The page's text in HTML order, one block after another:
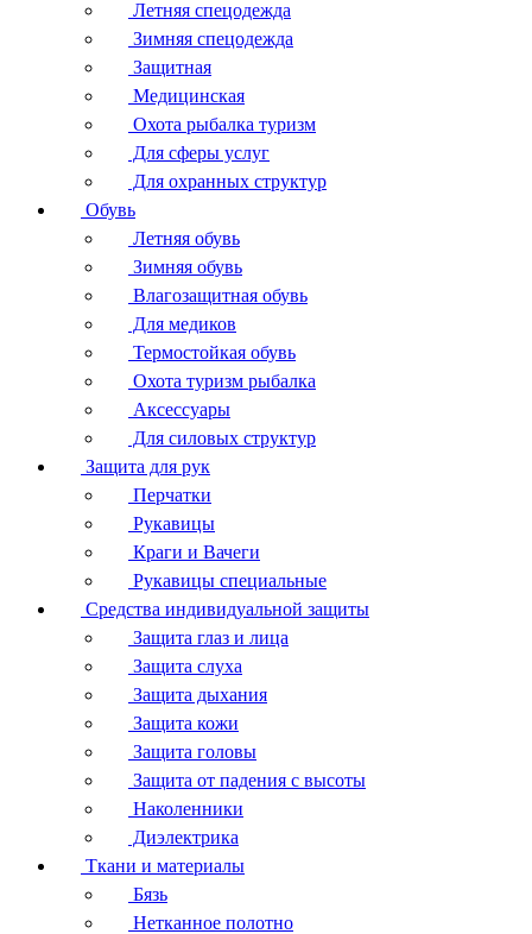
Летняя спецодежда
Зимняя спецодежда
Защитная
Медицинская
Охота рыбалка туризм
Для сферы услуг
Для охранных структур
Обувь
Летняя обувь
Зимняя обувь
Влагозащитная обувь
Для медиков
Термостойкая обувь
Охота туризм рыбалка
Аксессуары
Для силовых структур
Защита для рук
Перчатки
Рукавицы
Краги и Вачеги
Рукавицы специальные
Средства индивидуальной защиты
Защита глаз и лица
Защита слуха
Защита дыхания
Защита кожи
Защита головы
Защита от падения с высоты
Наколенники
Диэлектрика
Ткани и материалы
Бязь
Нетканное полотно